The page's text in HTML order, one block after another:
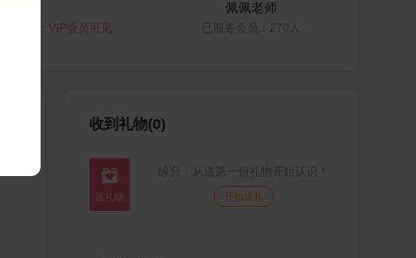
VIP会员可见
佩佩老师
已服务会员：270人
收到礼物(0)
 缘分，从送第一份礼物开始认识！
开始送礼